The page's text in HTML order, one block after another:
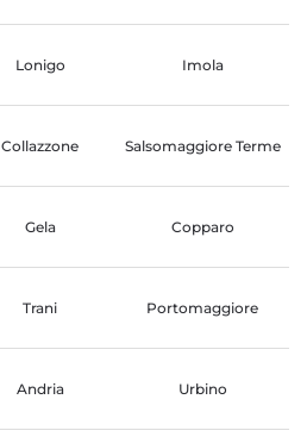
Lonigo Imola
Collazzone Salsomaggiore Terme
Gela Copparo
Trani Portomaggiore
Andria Urbino